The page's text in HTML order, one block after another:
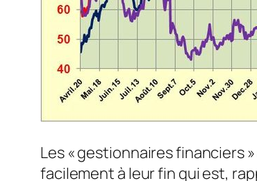
Les « gestionnaires financiers
facilement à leur fin qui est,